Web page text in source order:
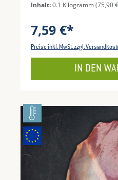
Inhalt:0.1 Kilogramm(75,90
7,59 €*
Preise inkl. MwSt. zzgl.
IN DEN